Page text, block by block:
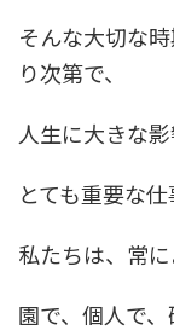
そんな大切な
り次第で、
人生に大きな影
とても重要な
私たちは、常
園で、個人で